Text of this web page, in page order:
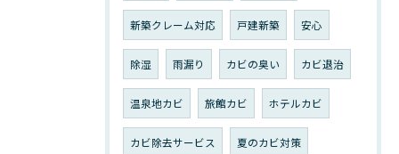
新築クレーム対応 戸建新築 安心
除湿 雨漏り カビの臭い カビ退治
温泉地カビ 旅館カビ ホテルカビ
カビ除去サービス 夏のカビ対策